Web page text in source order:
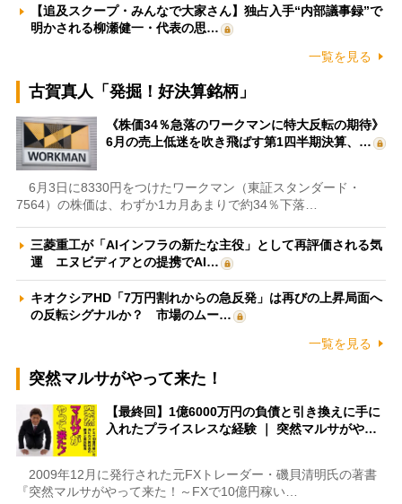
【追及スクープ・みんなで大家さん】独占入手“内部議事録”で
明かされる柳瀬健一・代表の思…
一覧を見る
古賀真人「発掘！好決算銘柄」
《株価34％急落のワークマンに特大反転の期待》
6月の売上低迷を吹き飛ばす第1四半期決算、…
6月3日に8330円をつけたワークマン（東証スタンダード・
7564）の株価は、わずか1カ月あまりで約34％下落…
三菱重工が「AIインフラの新たな主役」として再評価される気
運 エヌビディアとの提携でAI…
キオクシアHD「7万円割れからの急反発」は再びの上昇局面へ
の反転シグナルか？ 市場のムー…
一覧を見る
突然マルサがやって来た！
【最終回】1億6000万円の負債と引き換えに手に
入れたプライスレスな経験 ｜ 突然マルサがや…
2009年12月に発行された元FXトレーダー・磯貝清明氏の著書
『突然マルサがやって来た！～FXで10億円稼い…